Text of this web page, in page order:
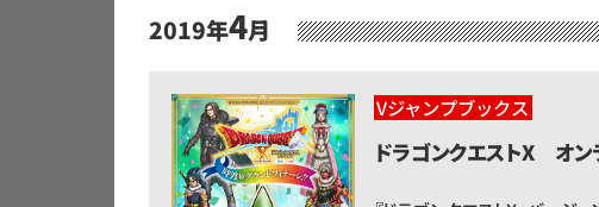
2019年4月
Vジャンプブックス
ドラゴンクエストX オン